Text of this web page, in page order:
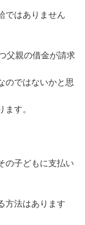
ではありません
父親の借金が請求
のではないかと思
す。
の子どもに支払い
方法はあります